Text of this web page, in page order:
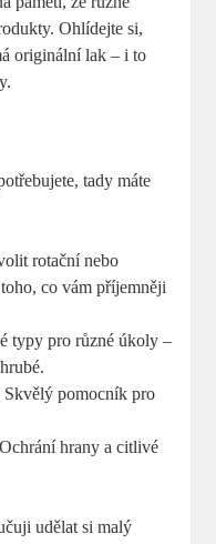
Ohlídejte si,
originální lak – i to
tady máte
rotační nebo
co vám příjemněji
typy pro různé úkoly –
Skvělý pomocník pro
Ochrání hrany a citlivé
udělat si malý